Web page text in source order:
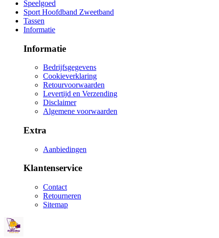
Speelgoed
Sport Hoofdband Zweetband
Tassen
Informatie
Informatie
Bedrijfsgegevens
Cookieverklaring
Retourvoorwaarden
Levertijd en Verzending
Disclaimer
Algemene voorwaarden
Extra
Aanbiedingen
Klantenservice
Contact
Retourneren
Sitemap